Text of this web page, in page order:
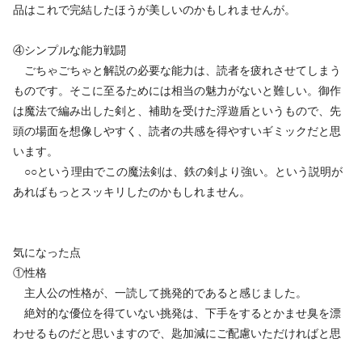
品はこれで完結したほうが美しいのかもしれませんが。
④シンプルな能力戦闘
ごちゃごちゃと解説の必要な能力は、読者を疲れさせてしまう
ものです。そこに至るためには相当の魅力がないと難しい。御作
は魔法で編み出した剣と、補助を受けた浮遊盾というもので、先
頭の場面を想像しやすく、読者の共感を得やすいギミックだと思
います。
○○という理由でこの魔法剣は、鉄の剣より強い。という説明が
あればもっとスッキリしたのかもしれません。
気になった点
①性格
主人公の性格が、一読して挑発的であると感じました。
絶対的な優位を得ていない挑発は、下手をするとかませ臭を漂
わせるものだと思いますので、匙加減にご配慮いただければと思